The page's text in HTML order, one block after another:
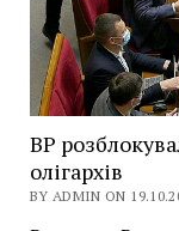
ВР
олігархів
BY ADMIN ON